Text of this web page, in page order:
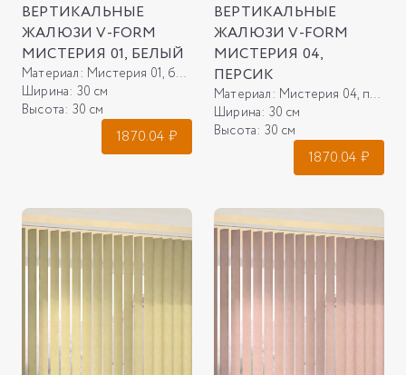
ВЕРТИКАЛЬНЫЕ
ЖАЛЮЗИ V-FORM
МИСТЕРИЯ 01, БЕЛЫЙ
Материал: Мистерия 01, белый
Ширина: 30 см
Высота: 30 см
1870.04 ₽
ВЕРТИКАЛЬНЫЕ
ЖАЛЮЗИ V-FORM
МИСТЕРИЯ 04,
ПЕРСИК
Материал: Мистерия 04, персик
Ширина: 30 см
Высота: 30 см
1870.04 ₽